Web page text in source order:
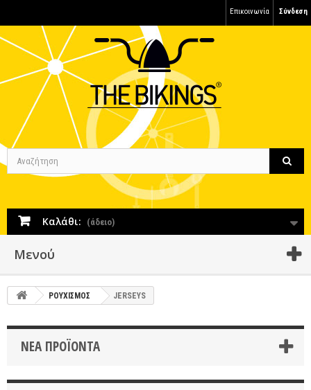
Σύνδεση
Επικοινωνία
Καλάθι: (άδειο)
Μενού
ΡΟΥΧΙΣΜΟΣ JERSEYS
ΝΈΑ ΠΡΟΪΌΝΤΑ